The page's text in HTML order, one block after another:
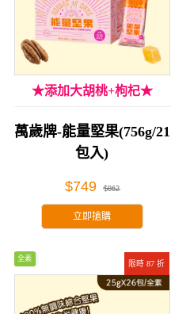
★添加大胡桃+枸杞★
萬歲牌-能量堅果(756g/21
包入)
$749 $862
立即搶購
限時 87 折
全素